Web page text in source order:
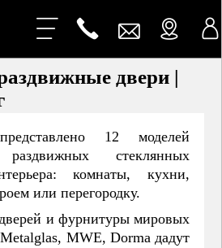
двери |
12 моделей
стеклянных
комнаты, кухни,
или перегородку.
и фурнитуры мировых
MWE, Dorma дадут